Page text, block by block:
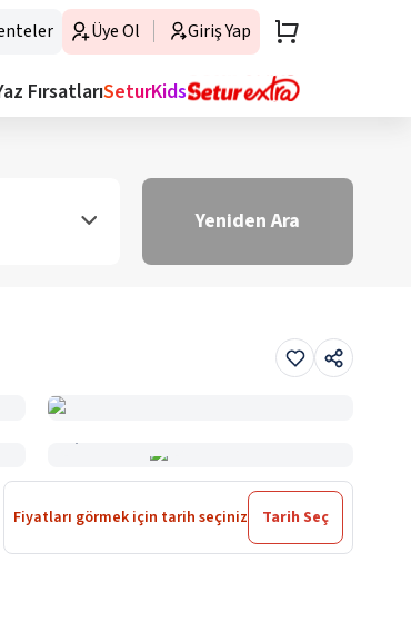
Üye Ol Giriş Yap
FırsatlarıSeturKids
Yeniden Ara
Fiyatları görmek için tarih seçiniz Tarih Seç